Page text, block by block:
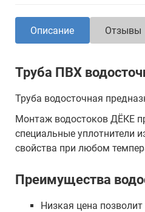
Описание Отзывы
Труба ПВХ
Труба водосточная
Монтаж водостоков ДЁКЕ
специальные уплотнители
свойства при любом
Преимущества
Низкая цена